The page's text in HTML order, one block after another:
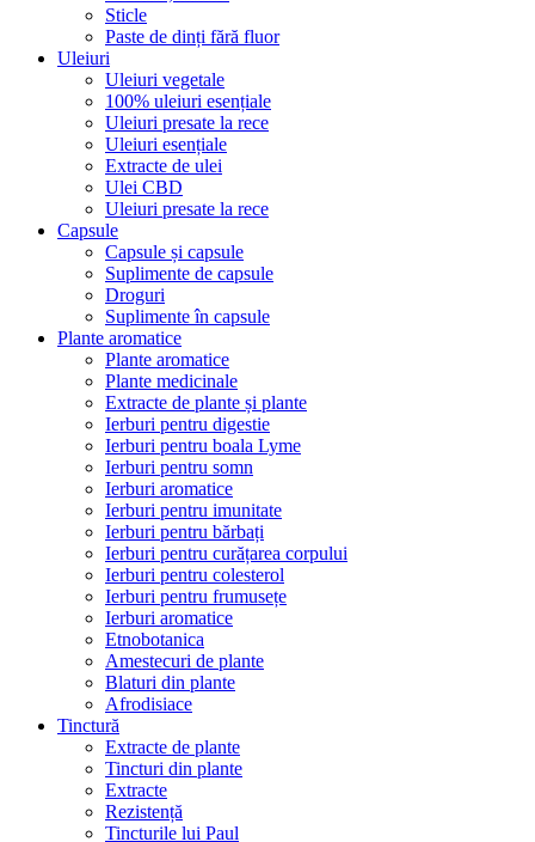
Sticle
Paste de dinți fără fluor
Uleiuri
Uleiuri vegetale
100% uleiuri esențiale
Uleiuri presate la rece
Uleiuri esențiale
Extracte de ulei
Ulei CBD
Uleiuri presate la rece
Capsule
Capsule și capsule
Suplimente de capsule
Droguri
Suplimente în capsule
Plante aromatice
Plante aromatice
Plante medicinale
Extracte de plante și plante
Ierburi pentru digestie
Ierburi pentru boala Lyme
Ierburi pentru somn
Ierburi aromatice
Ierburi pentru imunitate
Ierburi pentru bărbați
Ierburi pentru curățarea corpului
Ierburi pentru colesterol
Ierburi pentru frumusețe
Ierburi aromatice
Etnobotanica
Amestecuri de plante
Blaturi din plante
Afrodisiace
Tinctură
Extracte de plante
Tincturi din plante
Extracte
Rezistență
Tincturile lui Paul